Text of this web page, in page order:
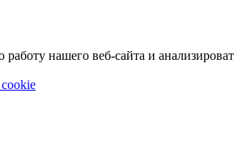
нашего веб-сайта и